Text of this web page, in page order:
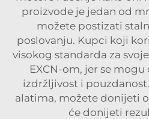
proizvode je jedan od
možete postizati
poslovanju. Kupci koji
visokog standarda za
EXCN-om, jer se
izdržljivost i
alatima, možete donijeti
će donijeti